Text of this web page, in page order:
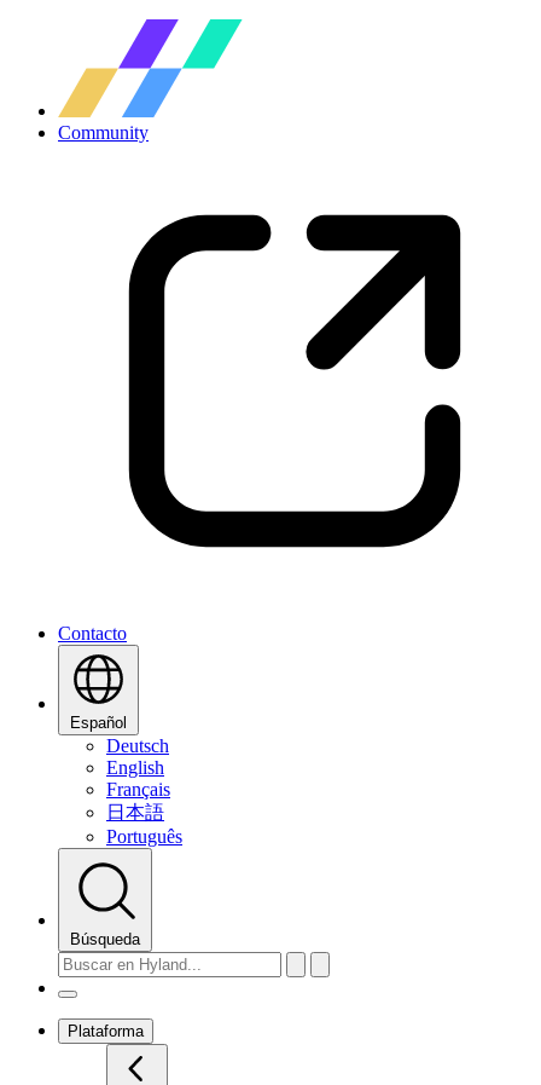
Community
Contacto
Español
Deutsch
English
Français
日本語
Português
Búsqueda
Plataforma